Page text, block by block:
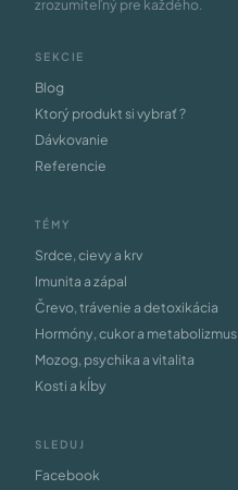
zrozumiteľný pre každého.
SEKCIE
Blog
Ktorý produkt si vybrať ?
Dávkovanie
Referencie
TÉMY
Srdce, cievy a krv
Imunita a zápal
Črevo, trávenie a detoxikácia
Hormóny, cukor a metabolizmus
Mozog, psychika a vitalita
Kosti a kĺby
SLEDUJ
Facebook